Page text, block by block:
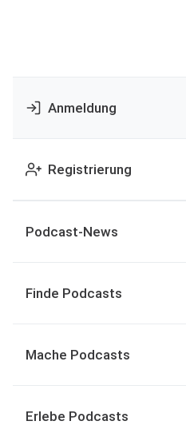
Anmeldung
Registrierung
Podcast-News
Finde Podcasts
Mache Podcasts
Erlebe Podcasts